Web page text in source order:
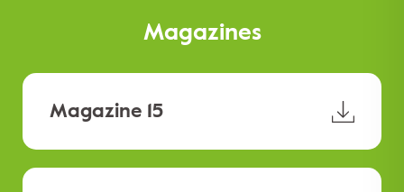
Magazines
Magazine 15